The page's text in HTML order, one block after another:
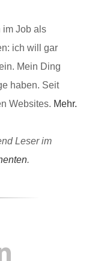
im Job als
ich will gar
Mein Ding
haben. Seit
Websites. Mehr.
Leser im
.